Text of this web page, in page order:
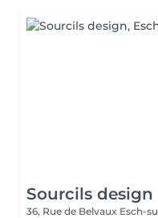
Sourcils design
36, Rue de Belvaux Esch-